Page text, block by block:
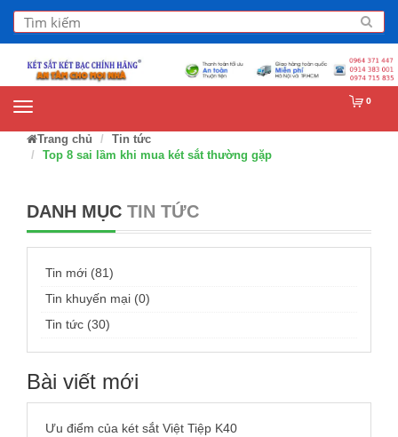
0
Trang chủ
Tin tức
Top 8 sai lầm khi mua két sắt thường gặp
DANH MỤC TIN TỨC
Tin mới (81)
Tin khuyến mại (0)
Tin tức (30)
Bài viết mới
Ưu điểm của két sắt Việt Tiệp K40